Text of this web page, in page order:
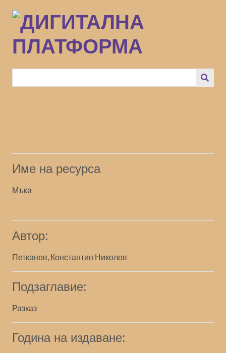
към
основното
съдържание
Име на ресурса
Мъка
Автор:
Петканов, Константин Николов
Подзаглавие:
Разказ
Година на издаване: